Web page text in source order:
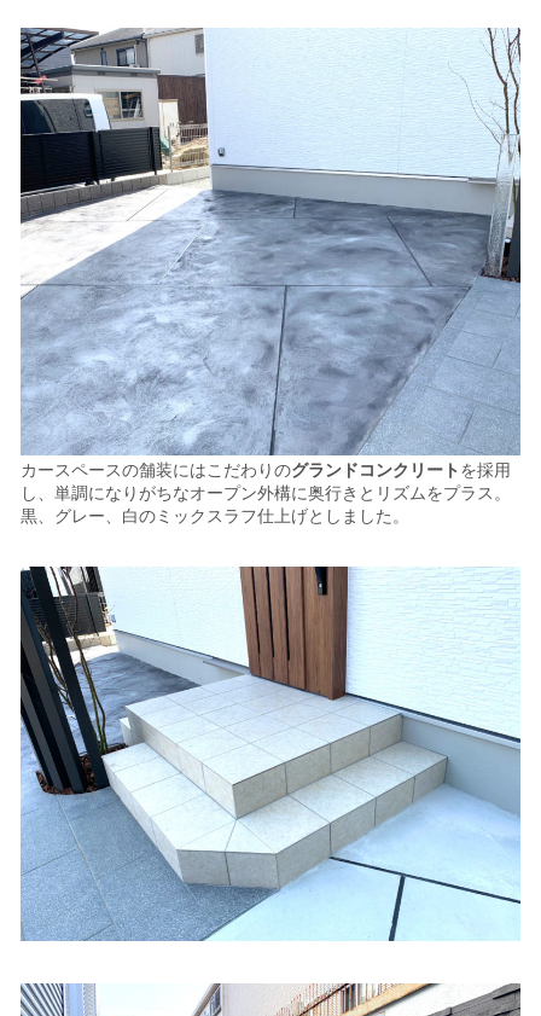
カースペースの舗装にはこだわりのグランドコンクリートを採用
し、単調になりがちなオープン外構に奥行きとリズムをプラス。
黒、グレー、白のミックスラフ仕上げとしました。